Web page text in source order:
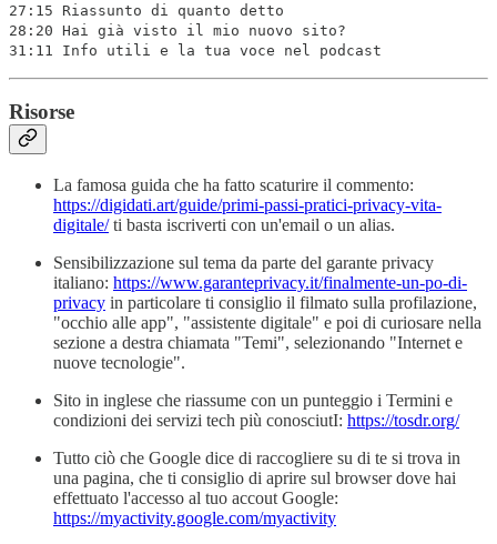
27:15 Riassunto di quanto detto
28:20 Hai già visto il mio nuovo sito?
31:11 Info utili e la tua voce nel podcast
Risorse
La famosa guida che ha fatto scaturire il commento:
https://digidati.art/guide/primi-passi-pratici-privacy-vita-
digitale/ti basta iscriverti con un'email o un alias.
Sensibilizzazione sul tema da parte del garante privacy
italiano: https://www.garanteprivacy.it/finalmente-un-po-di-
privacy in particolare ti consiglio il filmato sulla profilazione,
"occhio alle app", "assistente digitale" e poi di curiosare nella
sezione a destra chiamata "Temi", selezionando "Internet e
nuove tecnologie".
Sito in inglese che riassume con un punteggio i Termini e
condizioni dei servizi tech più conosciutI: https://tosdr.org/
Tutto ciò che Google dice di raccogliere su di te si trova in
una pagina, che ti consiglio di aprire sul browser dove hai
effettuato l'accesso al tuo accout Google:
https://myactivity.google.com/myactivity